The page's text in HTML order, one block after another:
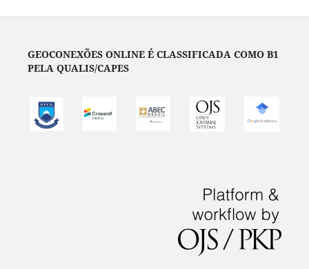
GEOCONEXÕES ONLINE É CLASSIFICADA COMO B1
PELA QUALIS/CAPES